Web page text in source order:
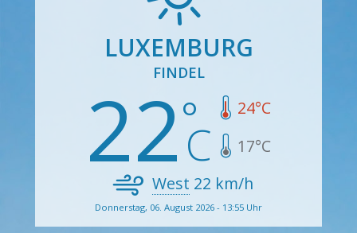
LUXEMBURG
FINDEL
22 24°C
17°C
West 22 km/h
Donnerstag, 06. August 2026 - 13:55 Uhr